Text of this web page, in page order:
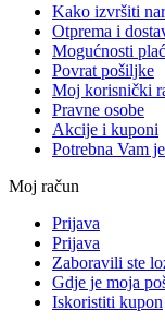
Kako izvršiti
Otprema i
Mogućnosti
Povrat pošiljke
Moj korisnički
Pravne osobe
Akcije i kuponi
Potrebna Vam
Moj račun
Prijava
Prijava
Zaboravili ste
Gdje je moja
Iskoristiti kupon